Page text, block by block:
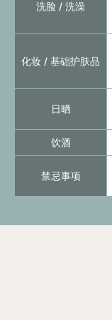
洗脸 / 洗澡
化妆 / 基础护肤品
日晒
饮酒
禁忌事项